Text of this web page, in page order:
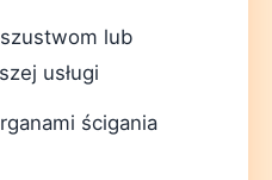
lub
usługi
ścigania